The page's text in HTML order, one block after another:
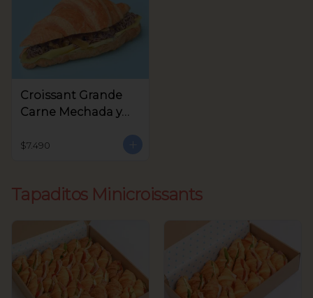
Croissant Grande
Carne Mechada y
$7.490
Tapaditos Minicroissants